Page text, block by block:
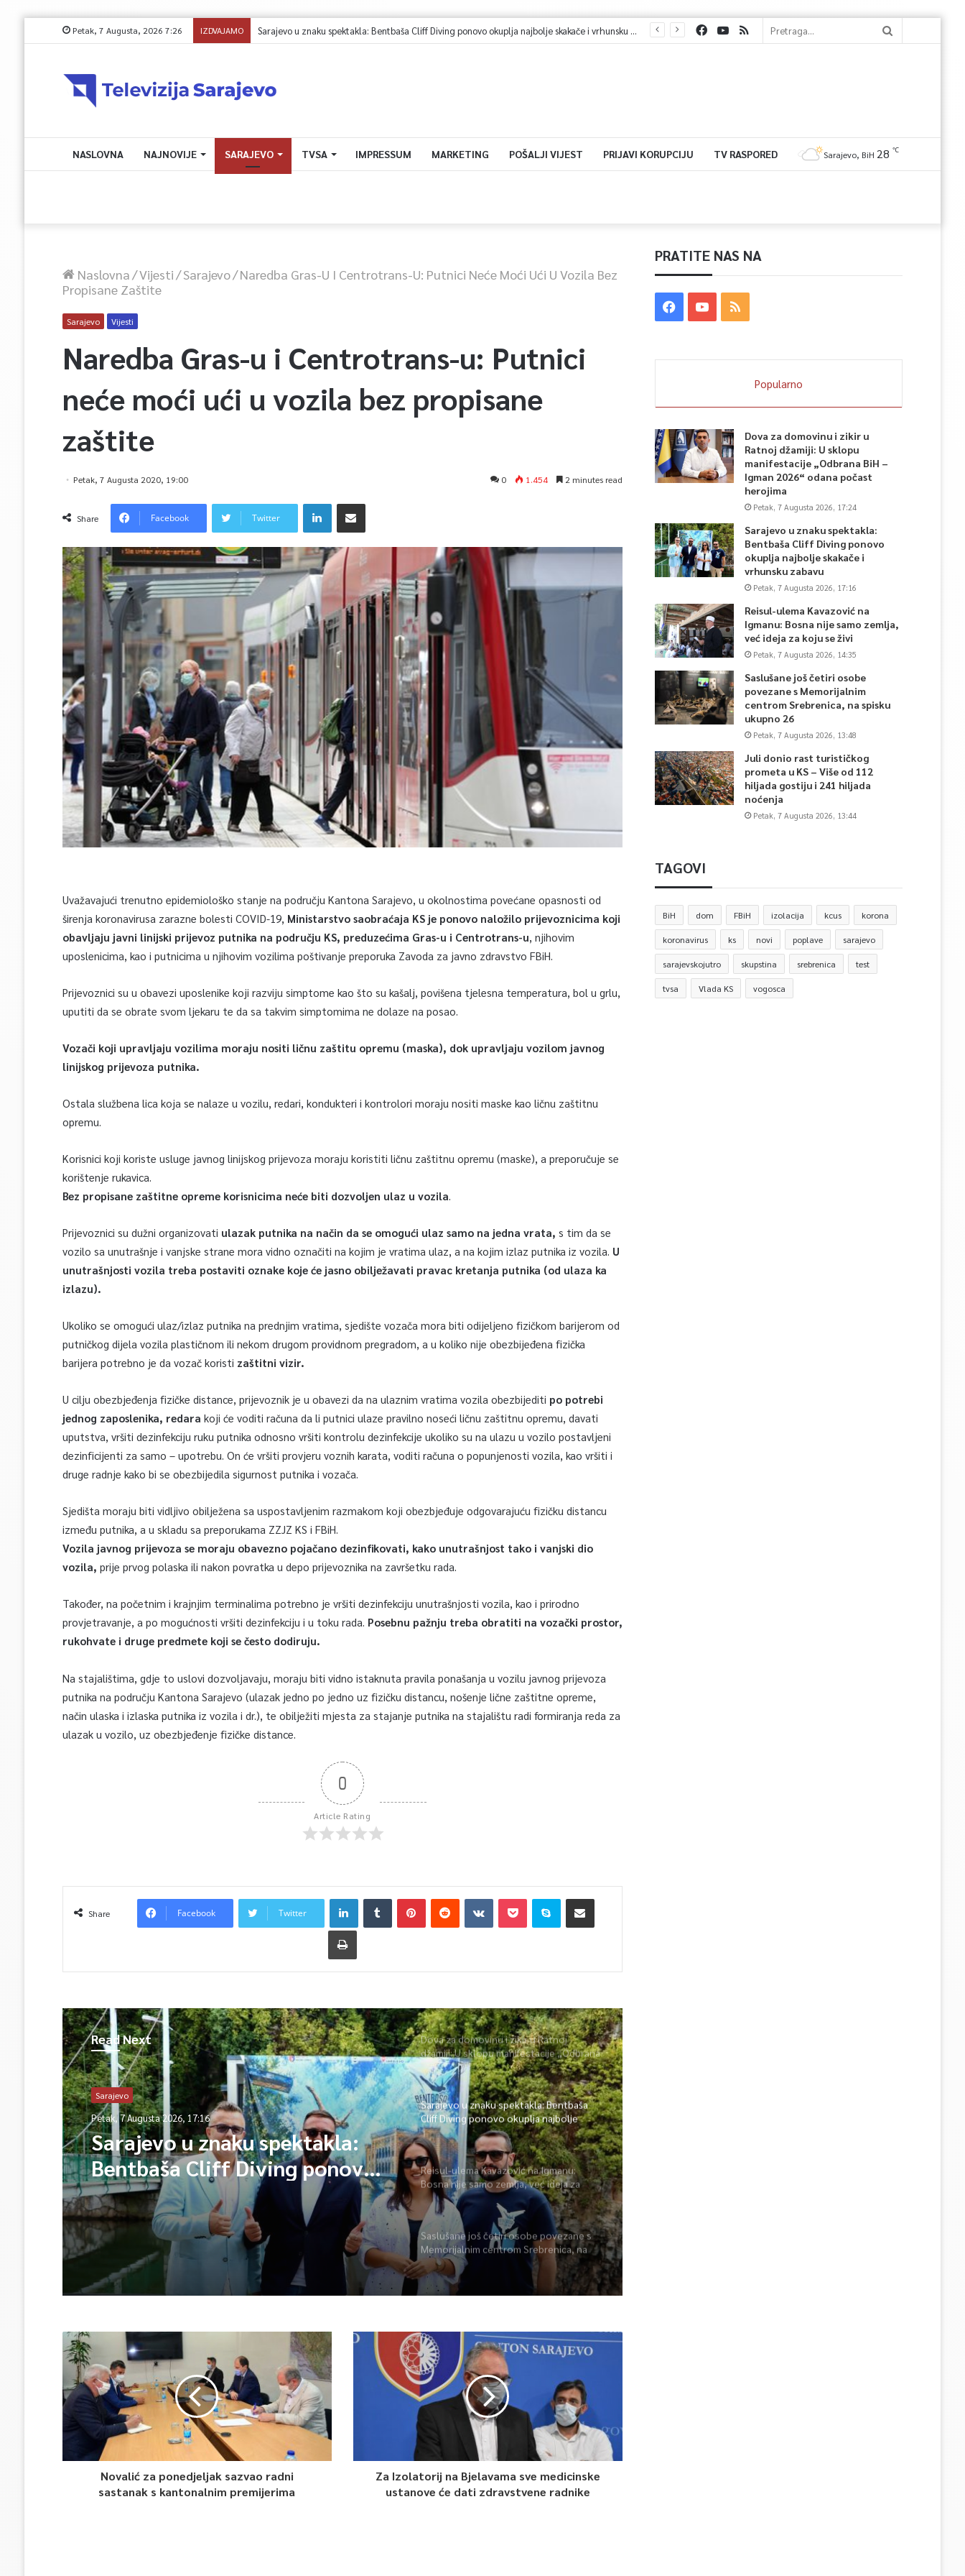
Petak, 7 Augusta, 2026 7:26 IZDVAJAMO
NASLOVNA NAJNOVIJE SARAJEVO TVSA IMPRESSUM MARKETING POŠALJI VIJEST PRIJAVI KORUPCIJU TV RASPORED Sarajevo, BiH 28 ℃
Naslovna/Vijesti/Sarajevo/Naredba Gras-U I Centrotrans-U: Putnici Neće Moći Ući U Vozila Bez
Propisane Zaštite
Sarajevo Vijesti
Naredba Gras-u i Centrotrans-u: Putnici
neće moći ući u vozila bez propisane
zaštite
Petak, 7 Augusta 2020, 19:00 0 1.454 2 minutes read
Share Facebook Twitter
Uvažavajući trenutno epidemiološko stanje na području Kantona Sarajevo, u okolnostima povećane opasnosti od
širenja koronavirusa zarazne bolesti COVID-19, Ministarstvo saobraćaja KS je ponovo naložilo prijevoznicima koji
obavljaju javni linijski prijevoz putnika na području KS, preduzećima Gras-u i Centrotrans-u, njihovim
uposlenicima, kao i putnicima u njihovim vozilima poštivanje preporuka Zavoda za javno zdravstvo FBiH.
Prijevoznici su u obavezi uposlenike koji razviju simptome kao što su kašalj, povišena tjelesna temperatura, bol u grlu,
uputiti da se obrate svom ljekaru te da sa takvim simptomima ne dolaze na posao.
Vozači koji upravljaju vozilima moraju nositi ličnu zaštitu opremu (maska), dok upravljaju vozilom javnog
linijskog prijevoza putnika.
Ostala službena lica koja se nalaze u vozilu, redari, kondukteri i kontrolori moraju nositi maske kao ličnu zaštitnu
opremu.
Korisnici koji koriste usluge javnog linijskog prijevoza moraju koristiti ličnu zaštitnu opremu (maske), a preporučuje se
korištenje rukavica.
Bez propisane zaštitne opreme korisnicima neće biti dozvoljen ulaz u vozila.
Prijevoznici su dužni organizovati ulazak putnika na način da se omogući ulaz samo na jedna vrata, s tim da se
vozilo sa unutrašnje i vanjske strane mora vidno označiti na kojim je vratima ulaz, a na kojim izlaz putnika iz vozila. U
unutrašnjosti vozila treba postaviti oznake koje će jasno obilježavati pravac kretanja putnika (od ulaza ka
izlazu).
Ukoliko se omogući ulaz/izlaz putnika na prednjim vratima, sjedište vozača mora biti odijeljeno fizičkom barijerom od
putničkog dijela vozila plastičnom ili nekom drugom providnom pregradom, a u koliko nije obezbijeđena fizička
barijera potrebno je da vozač koristi zaštitni vizir.
U cilju obezbjeđenja fizičke distance, prijevoznik je u obavezi da na ulaznim vratima vozila obezbijediti po potrebi
jednog zaposlenika, redara koji će voditi računa da li putnici ulaze pravilno noseći ličnu zaštitnu opremu, davati
uputstva, vršiti dezinfekciju ruku putnika odnosno vršiti kontrolu dezinfekcije ukoliko su na ulazu u vozilo postavljeni
dezinficijenti za samo – upotrebu. On će vršiti provjeru voznih karata, voditi računa o popunjenosti vozila, kao vršiti i
druge radnje kako bi se obezbijedila sigurnost putnika i vozača.
Sjedišta moraju biti vidljivo obilježena sa uspostavljenim razmakom koji obezbjeđuje odgovarajuću fizičku distancu
između putnika, a u skladu sa preporukama ZZJZ KS i FBiH.
Vozila javnog prijevoza se moraju obavezno pojačano dezinfikovati, kako unutrašnjost tako i vanjski dio
vozila, prije prvog polaska ili nakon povratka u depo prijevoznika na završetku rada.
Također, na početnim i krajnjim terminalima potrebno je vršiti dezinfekciju unutrašnjosti vozila, kao i prirodno
provjetravanje, a po mogućnosti vršiti dezinfekciju i u toku rada. Posebnu pažnju treba obratiti na vozački prostor,
rukohvate i druge predmete koji se često dodiruju.
Na stajalištima, gdje to uslovi dozvoljavaju, moraju biti vidno istaknuta pravila ponašanja u vozilu javnog prijevoza
putnika na području Kantona Sarajevo (ulazak jedno po jedno uz fizičku distancu, nošenje lične zaštitne opreme,
način ulaska i izlaska putnika iz vozila i dr.), te obilježiti mjesta za stajanje putnika na stajalištu radi formiranja reda za
ulazak u vozilo, uz obezbjeđenje fizičke distance.
0
Article Rating
Share Facebook Twitter
Read Next
Sarajevo
Petak, 7 Augusta 2026, 17:16
Sarajevo u znaku spektakla:
Bentbaša Cliff Diving ponovo
okuplja najbolje skakače i
vrhunsku zabavu
Dova za domovinu i zikir u Ratnoj
džamiji: U sklopu manifestacije „Odbrana
BiH – Igman 2026“ odana počast
herojima
Sarajevo u znaku spektakla: Bentbaša
Cliff Diving ponovo okuplja najbolje
skakače i vrhunsku zabavu
Reisul-ulema Kavazović na Igmanu:
Bosna nije samo zemlja, već ideja za
koju se živi
Saslušane još četiri osobe povezane s
Memorijalnim centrom Srebrenica, na
spisku ukupno 26
Novalić za ponedjeljak sazvao radni
sastanak s kantonalnim premijerima
Za Izolatorij na Bjelavama sve medicinske
ustanove će dati zdravstvene radnike
PRATITE NAS NA
Popularno
Dova za domovinu i zikir u
Ratnoj džamiji: U sklopu
manifestacije „Odbrana BiH –
Igman 2026“ odana počast
herojima
Petak, 7 Augusta 2026, 17:24
Sarajevo u znaku spektakla:
Bentbaša Cliff Diving ponovo
okuplja najbolje skakače i
vrhunsku zabavu
Petak, 7 Augusta 2026, 17:16
Reisul-ulema Kavazović na
Igmanu: Bosna nije samo zemlja,
već ideja za koju se živi
Petak, 7 Augusta 2026, 14:35
Saslušane još četiri osobe
povezane s Memorijalnim
centrom Srebrenica, na spisku
ukupno 26
Petak, 7 Augusta 2026, 13:48
Juli donio rast turističkog
prometa u KS – Više od 112
hiljada gostiju i 241 hiljada
noćenja
Petak, 7 Augusta 2026, 13:44
TAGOVI
BiH dom FBiH izolacija kcus korona
koronavirus ks novi poplave sarajevo
sarajevskojutro skupstina srebrenica test
tvsa Vlada KS vogosca